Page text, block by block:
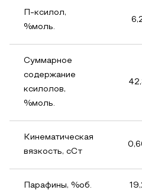
П-ксилол,
%моль.
Суммарное
содержание
ксилолов,
%моль.
Кинематическая
вязкость, сСт
Парафины, %об.